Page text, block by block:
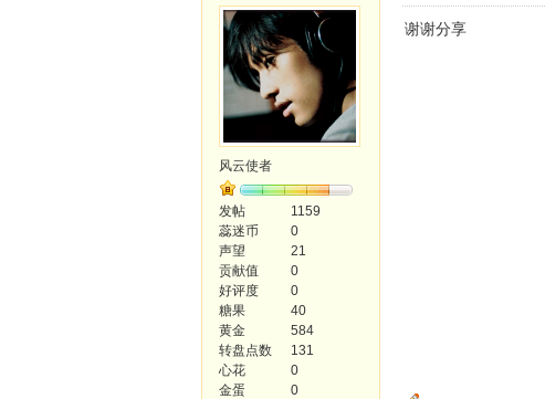
风云使者
发帖
1159
蕊迷币
0
声望
21
贡献值
0
好评度
0
糖果
40
黄金
584
转盘点数
131
心花
0
金蛋
0
谢谢分享